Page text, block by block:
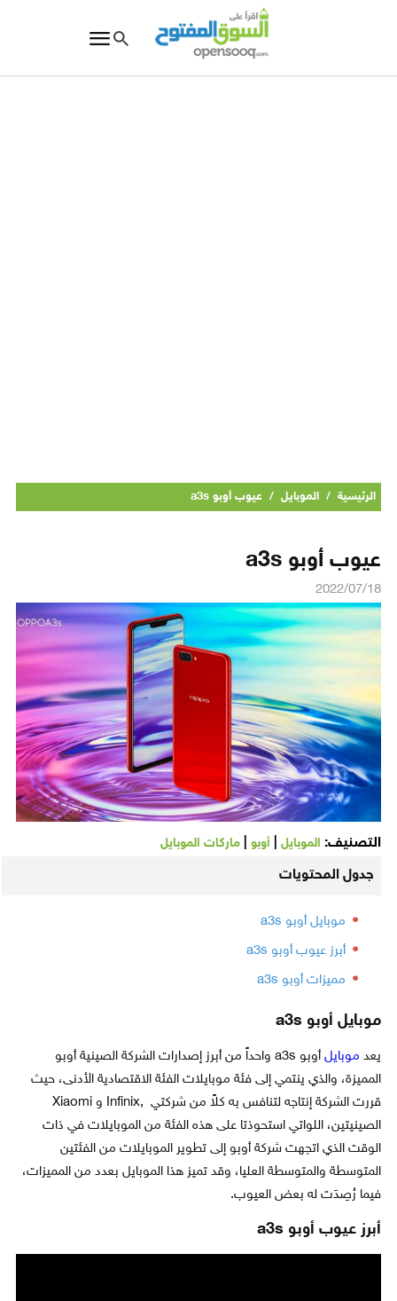
الرئيسية / الموبايل / عيوب أوبو a3s
عيوب أوبو a3s
2022/07/18
التصنيف: الموبايل| أوبو| ماركات الموبايل
جدول المحتويات
موبايل أوبو a3s
أبرز عيوب أوبو a3s
مميزات أوبو a3s
موبايل أوبو a3s
يعد موبايل
أوبو a3s واحداً من أبرز إصدارات الشركة الصينية أوبو
المميزة، والذي ينتمي إلى فئة موبايلات الفئة الاقتصادية الأدنى، حيث
قررت الشركة إنتاجه لتنافس به كلاً من شركتي ,Infinix و Xiaomi
الصينيتين، اللواتي استحوذتا على هذه الفئة من الموبايلات في ذات
الوقت الذي اتجهت شركة أوبو إلى تطوير الموبايلات من الفئتين
المتوسطة والمتوسطة العليا، وقد تميز هذا الموبايل بعدد من المميزات،
فيما رُصِدَت له بعض العيوب.
أبرز عيوب أوبو a3s